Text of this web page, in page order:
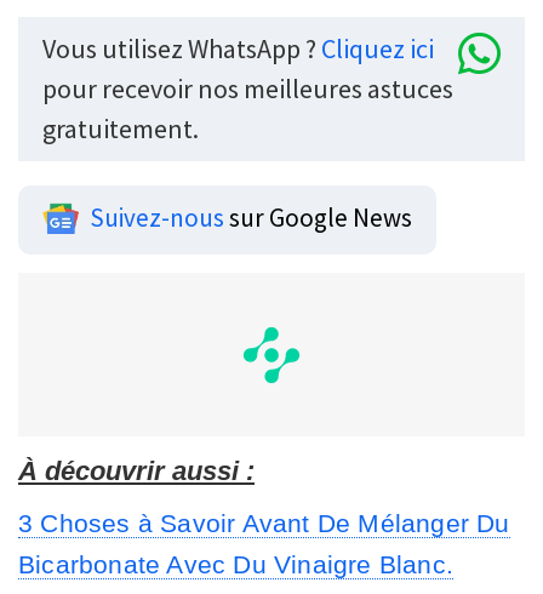
Vous utilisez WhatsApp ? Cliquez ici
pour recevoir nos meilleures astuces
gratuitement.
Suivez-noussur Google News
À découvrir aussi :
3 Choses à Savoir Avant De Mélanger Du
Bicarbonate Avec Du Vinaigre Blanc.